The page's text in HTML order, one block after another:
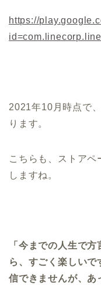
https://
2021年10月時点で
ります。
こちらも、ストア
しますね。
「今までの人生で
ら、すごく楽しい
信できませんが、あ